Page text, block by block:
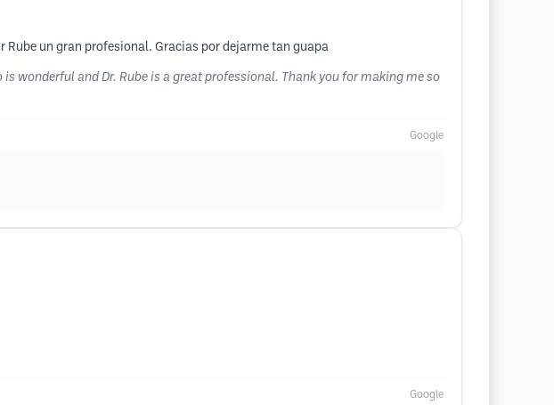
Rube un gran profesional. Gracias por dejarme tan guapa
wonderful and Dr. Rube is a great professional. Thank you for making me so
Google
Google